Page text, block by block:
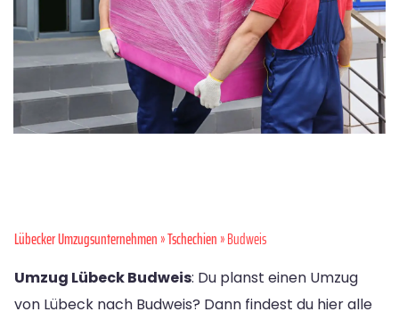
Lübecker Umzugsunternehmen»Tschechien» Budweis
Umzug Lübeck Budweis: Du planst einen Umzug
von Lübeck nach Budweis? Dann findest du hier alle